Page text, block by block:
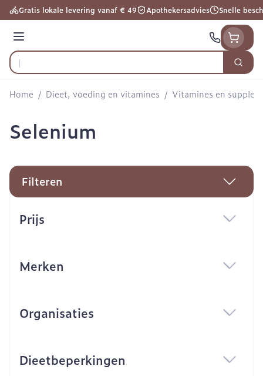
Ga naar de inhoud
Gratis lokale levering vanaf € 49 Apothekersadvies Snelle
Menu
Product, merk, categorie...
Zoek
Home / Dieet, voeding en vitamines / Vitamines en
Selenium
Filteren
Prijs
Merken
Organisaties
Dieetbeperkingen